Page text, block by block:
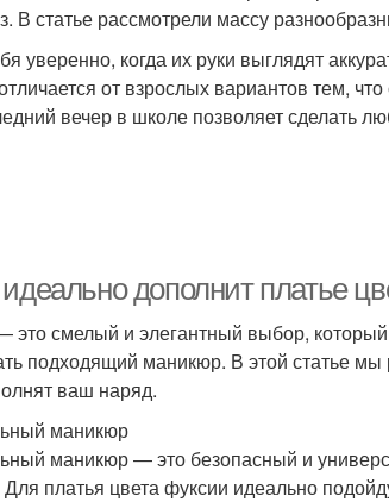
В статье рассмотрели массу
уверенно, когда их руки выглядят
от взрослых вариантов тем,
вечер в школе позволяет сделать
дополнит платье
это смелый и элегантный выбор,
подходящий маникюр. В этой статье
ваш наряд.
маникюр
маникюр — это безопасный и
Для платья цвета фуксии идеально